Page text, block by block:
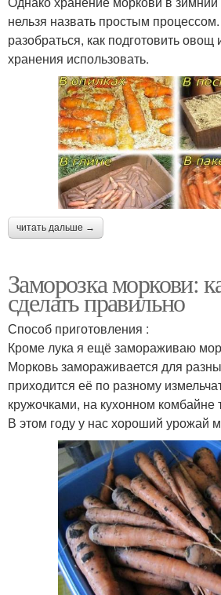
нельзя назвать простым
разобраться, как подготовить овощ
хранения использовать.
читать дальше →
Заморозка моркови:
сделать правильно
Способ приготовления :
Кроме лука я ещё замораживаю
Морковь замораживается для
приходится её по разному
кружочками, на кухонном комбайне
В этом году у нас хороший урожай